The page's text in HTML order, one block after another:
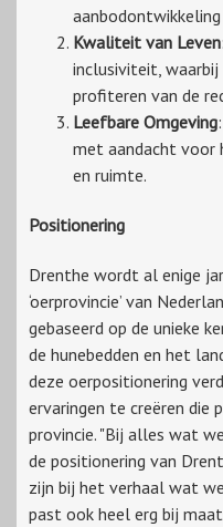
Kwaliteit van Leven
inclusiviteit,
profiteren van de
Leefbare Omgeving
met aandacht voor
en ruimte.
Positionering
Drenthe wordt al enige
‘oerprovincie’ van
gebaseerd op de unieke
de hunebedden en het
deze oerpositionering
ervaringen te creëren die
provincie. "Bij alles wat
de positionering van
zijn bij het verhaal wat
past ook heel erg bij